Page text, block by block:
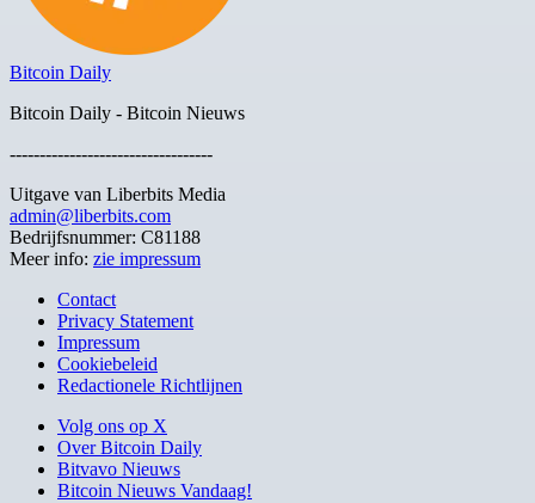
Bitcoin Daily
Bitcoin Daily - Bitcoin Nieuws
----------------------------------
Uitgave van Liberbits Media
admin@liberbits.com
Bedrijfsnummer: C81188
Meer info: zie impressum
Contact
Privacy Statement
Impressum
Cookiebeleid
Redactionele Richtlijnen
Volg ons op X
Over Bitcoin Daily
Bitvavo Nieuws
Bitcoin Nieuws Vandaag!